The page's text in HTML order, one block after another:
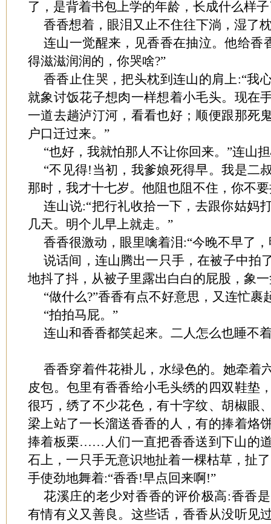
了，是背着书包上学的年龄，长成什么样子
香香想着，眼泪又止不住往下淌，湿了
连山一觉醒来，见香香在抽泣。他给香
得滋滋润润的，你哭啥?”
香香止住哭，把头枕到连山的肩上:“我
就象讨饭花子想肉一样想着小毛头。现在
一道去趟泸汀河，看看也好；顺便跟那死
户口迁过来。”
“也好，我就怕那人不让你回来。”连山
“不见得!当初，我爹娘死得早。我是二
那时，我才十七岁。他阻也阻不住，你不
连山说:“把行礼收拾一下，去跟你姑妈
几天。明个儿早上就走。”
香香很激动，眼里噙着泪:“今晚不早了
说话间，连山腾出一只手，在被子中拍
地抖了抖，从被子里露出白白的屁股，象
“做什么?”香香有点不好意思，又连忙裹
“拍拍马屁。”
连山和香香都笑起来。二人怎么也睡不
香香穿着件花褂儿，水绿色的。她牵着
皮包。包里有香香给小毛头绣的四双鞋垫
很巧，绣了不少花色，有十字纹、胡椒眼
梁上站了一长溜送香香的人，有的捧着烙
捧着板栗……人们一直把香香送到下山的
石上，一只手无意识地扯着一棵枯草，扯
手使劲地舞着:“香香!早点回来啊!”
花溪庄的老少对香香的评价极高:香香
有情有义又善良。这些话，香香从没听见